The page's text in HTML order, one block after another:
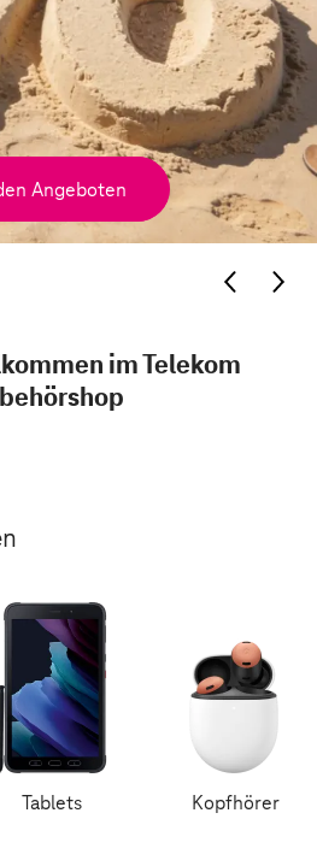
Angeboten
im Telekom
Tablets Kopfhörer